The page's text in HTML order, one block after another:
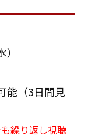
能（3日間見
繰り返し視聴